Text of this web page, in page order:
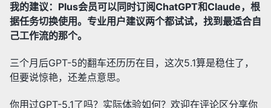
我的建议：Plus会员可以同时订阅ChatGPT和Claude，根
据任务切换使用。专业用户建议两个都试试，找到最适合自
己工作流的那个。
三个月后GPT-5的翻车还历历在目，这次5.1算是稳住了，
但要说惊艳，还差点意思。
你用过GPT-5.1了吗？实际体验如何？欢迎在评论区分享你